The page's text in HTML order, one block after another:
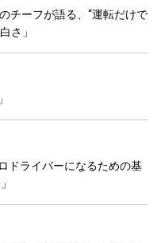
チーフが語る、“運転だけで
さ」
ドライバーになるための基